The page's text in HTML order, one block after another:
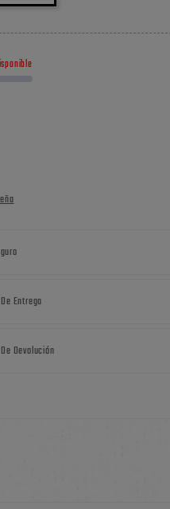
Entrega
Devolución